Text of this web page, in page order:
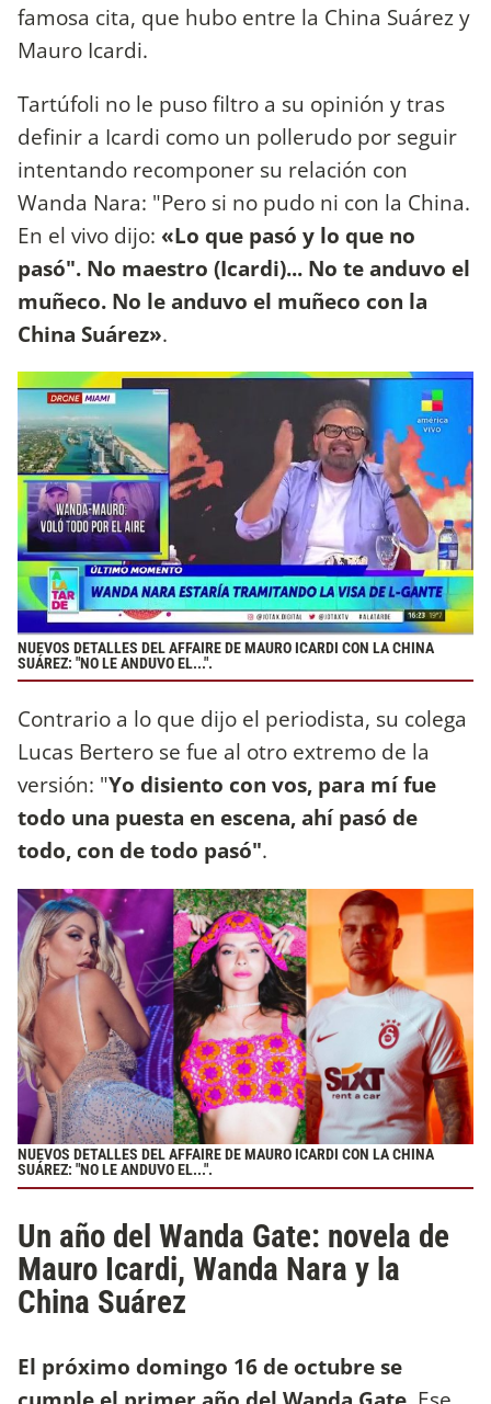
famosa cita, que hubo entre la China Suárez y
Mauro Icardi.
Tartúfoli no le puso filtro a su opinión y tras
definir a Icardi como un pollerudo por seguir
intentando recomponer su relación con
Wanda Nara: "Pero si no pudo ni con la China.
En el vivo dijo: «Lo que pasó y lo que no
pasó". No maestro (Icardi)... No te anduvo el
muñeco. No le anduvo el muñeco con la
China Suárez».
NUEVOS DETALLES DEL AFFAIRE DE MAURO ICARDI CON LA CHINA
SUÁREZ: "NO LE ANDUVO EL...".
Contrario a lo que dijo el periodista, su colega
Lucas Bertero se fue al otro extremo de la
versión: "Yo disiento con vos, para mí fue
todo una puesta en escena, ahí pasó de
todo, con de todo pasó".
NUEVOS DETALLES DEL AFFAIRE DE MAURO ICARDI CON LA CHINA
SUÁREZ: "NO LE ANDUVO EL...".
Un año del Wanda Gate: novela de
Mauro Icardi, Wanda Nara y la
China Suárez
El próximo domingo 16 de octubre se